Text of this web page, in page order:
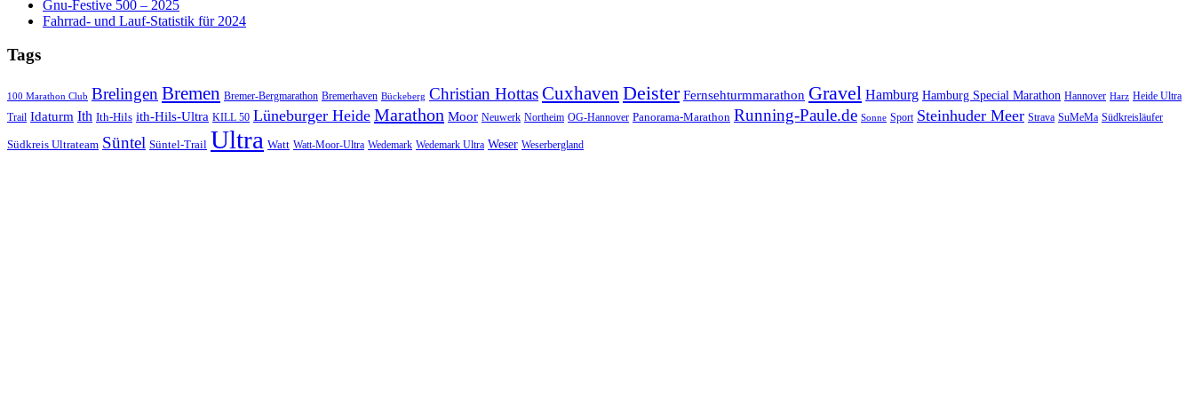
Gnu-Festive 500 – 2025
Fahrrad- und Lauf-Statistik für 2024
Tags
100 Marathon Club Brelingen Bremen Bremer-Bergmarathon Bremerhaven Bückeberg Christian HottasCuxhaven Deister Fernsehturmmarathon Gravel Hamburg Hamburg Special Marathon Hannover Harz Heide Ultra
Trail Idaturm Ith Ith-Hils ith-Hils-Ultra KILL 50 Lüneburger Heide Marathon Moor Neuwerk Northeim OG-Hannover Panorama-Marathon Running-Paule.de Sonne Sport Steinhuder Meer Strava SuMeMa Südkreisläufer
Südkreis Ultrateam Süntel Süntel-Trail Ultra Watt Watt-Moor-Ultra Wedemark Wedemark Ultra Weser Weserbergland